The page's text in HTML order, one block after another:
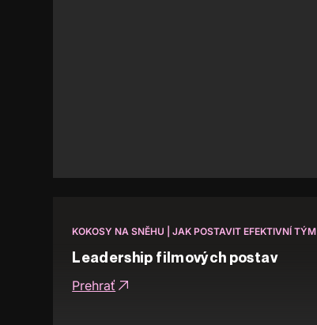
KOKOSY NA SNĚHU | JAK POSTAVIT EFEKTIVNÍ TÝM
Leadership filmových postav
Prehrať